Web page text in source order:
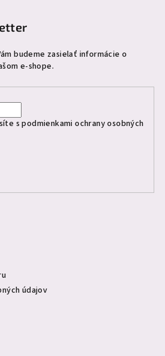
budeme zasielať informácie o
e-shope.
spodmienkami ochrany osobných
údajov